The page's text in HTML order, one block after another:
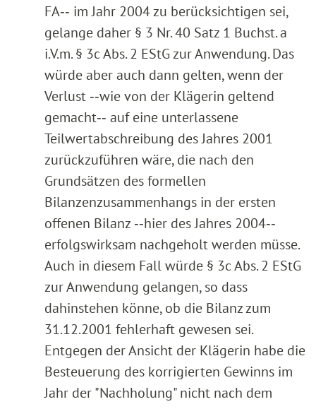
FA‑‑ im Jahr 2004 zu berücksichtigen sei,
gelange daher § 3 Nr. 40 Satz 1 Buchst. a
i.V.m. § 3c Abs. 2 EStG zur Anwendung. Das
würde aber auch dann gelten, wenn der
Verlust ‑‑wie von der Klägerin geltend
gemacht‑‑ auf eine unterlassene
Teilwertabschreibung des Jahres 2001
zurückzuführen wäre, die nach den
Grundsätzen des formellen
Bilanzenzusammenhangs in der ersten
offenen Bilanz ‑‑hier des Jahres 2004‑‑
erfolgswirksam nachgeholt werden müsse.
Auch in diesem Fall würde § 3c Abs. 2 EStG
zur Anwendung gelangen, so dass
dahinstehen könne, ob die Bilanz zum
31.12.2001 fehlerhaft gewesen sei.
Entgegen der Ansicht der Klägerin habe die
Besteuerung des korrigierten Gewinns im
Jahr der "Nachholung" nicht nach dem